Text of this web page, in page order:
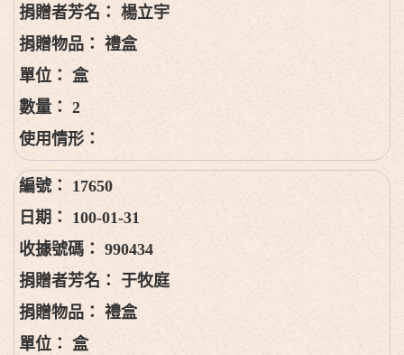
楊立宇
禮盒
盒
2
17650
100-01-31
990434
于牧庭
禮盒
盒